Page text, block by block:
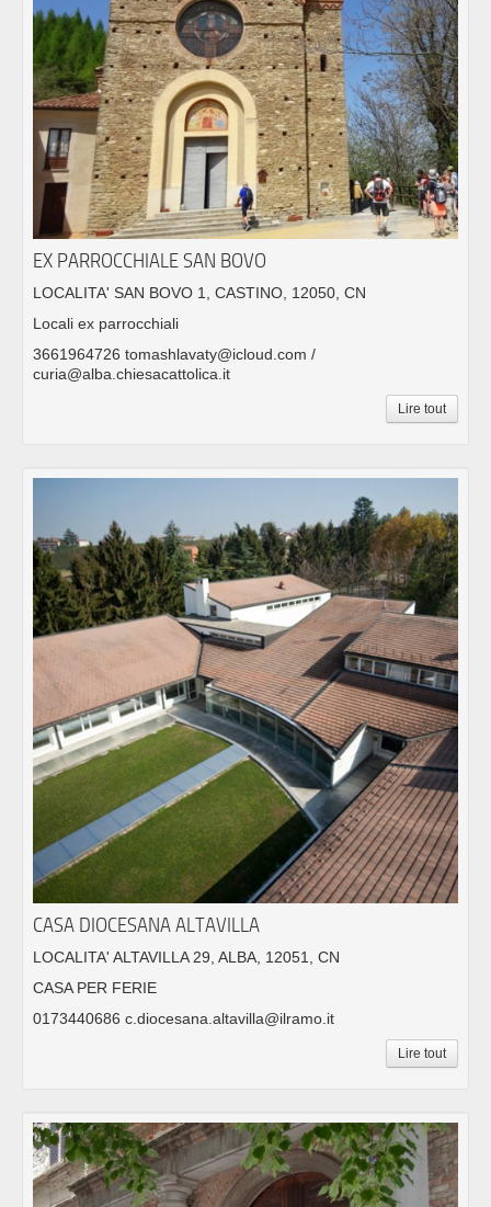
EX PARROCCHIALE SAN BOVO
LOCALITA' SAN BOVO 1, CASTINO, 12050, CN
Locali ex parrocchiali
3661964726 tomashlavaty@icloud.com /
curia@alba.chiesacattolica.it
Lire tout
CASA DIOCESANA ALTAVILLA
LOCALITA' ALTAVILLA 29, ALBA, 12051, CN
CASA PER FERIE
0173440686 c.diocesana.altavilla@ilramo.it
Lire tout